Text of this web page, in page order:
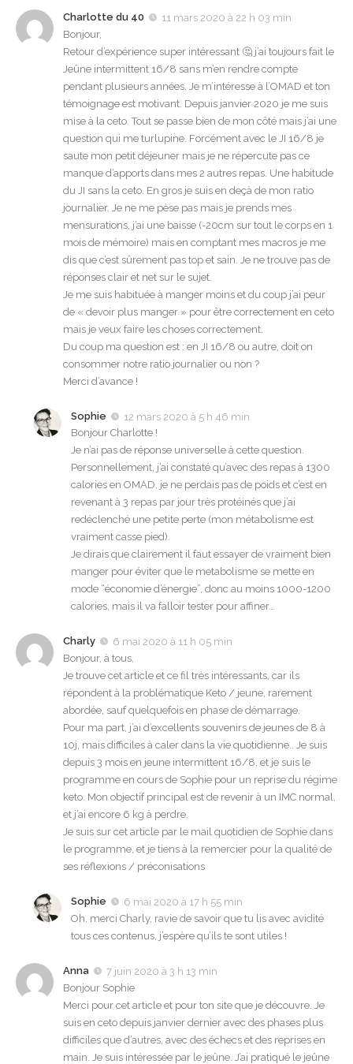
Charlotte du 40
11 mars 2020 à 22 h 03 min
Bonjour,
Retour d’expérience super intéressant 🤔 j’ai toujours fait le
Jeûne intermittent 16/8 sans m’en rendre compte
pendant plusieurs années. Je m’intéresse à l’OMAD et ton
témoignage est motivant. Depuis janvier 2020 je me suis
mise à la ceto. Tout se passe bien de mon côté mais j’ai une
question qui me turlupine. Forcément avec le JI 16/8 je
saute mon petit déjeuner mais je ne répercute pas ce
manque d’apports dans mes 2 autres repas. Une habitude
du JI sans la ceto. En gros je suis en deçà de mon ratio
journalier. Je ne me pèse pas mais je prends mes
mensurations, j’ai une baisse (-20cm sur tout le corps en 1
mois de mémoire) mais en comptant mes macros je me
dis que c’est sûrement pas top et sain. Je ne trouve pas de
réponses clair et net sur le sujet.
Je me suis habituée à manger moins et du coup j’ai peur
de « devoir plus manger » pour être correctement en ceto
mais je veux faire les choses correctement.
Du coup ma question est : en JI 16/8 ou autre, doit on
consommer notre ratio journalier ou non ?
Merci d’avance !
Sophie
12 mars 2020 à 5 h 46 min
Bonjour Charlotte !
Je n’ai pas de réponse universelle à cette question.
Personnellement, j’ai constaté qu’avec des repas à 1300
calories en OMAD, je ne perdais pas de poids et c’est en
revenant à 3 repas par jour très protéinés que j’ai
redéclenché une petite perte (mon métabolisme est
vraiment casse pied).
Je dirais que clairement il faut essayer de vraiment bien
manger pour éviter que le metabolisme se mette en
mode “économie d’énergie”, donc au moins 1000-1200
calories, mais il va falloir tester pour affiner…
Charly
6 mai 2020 à 11 h 05 min
Bonjour, à tous,
Je trouve cet article et ce fil très intéressants, car ils
répondent à la problématique Keto / jeune, rarement
abordée, sauf quelquefois en phase de démarrage.
Pour ma part, j’ai d’excellents souvenirs de jeunes de 8 à
10j, mais difficiles à caler dans la vie quotidienne.. Je suis
depuis 3 mois en jeune intermittent 16/8, et je suis le
programme en cours de Sophie pour un reprise du régime
keto. Mon objectif principal est de revenir à un IMC normal,
et j’ai encore 6 kg à perdre.
Je suis sur cet article par le mail quotidien de Sophie dans
le programme, et je tiens à la remercier pour la qualité de
ses réflexions / préconisations
Sophie
6 mai 2020 à 17 h 55 min
Oh, merci Charly, ravie de savoir que tu lis avec avidité
tous ces contenus, j’espère qu’ils te sont utiles !
Anna
7 juin 2020 à 3 h 13 min
Bonjour Sophie
Merci pour cet article et pour ton site que je découvre. Je
suis en ceto depuis janvier dernier avec des phases plus
difficiles que d’autres, avec des échecs et des reprises en
main. Je suis intéressée par le jeûne. J’ai pratiqué le jeûne